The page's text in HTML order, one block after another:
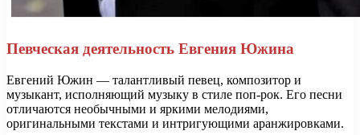
Певческая деятельность Евгения Южина
Евгений Южин — талантливый певец, композитор и
музыкант, исполняющий музыку в стиле поп-рок. Его песни
отличаются необычными и яркими мелодиями,
оригинальными текстами и интригующими аранжировками.